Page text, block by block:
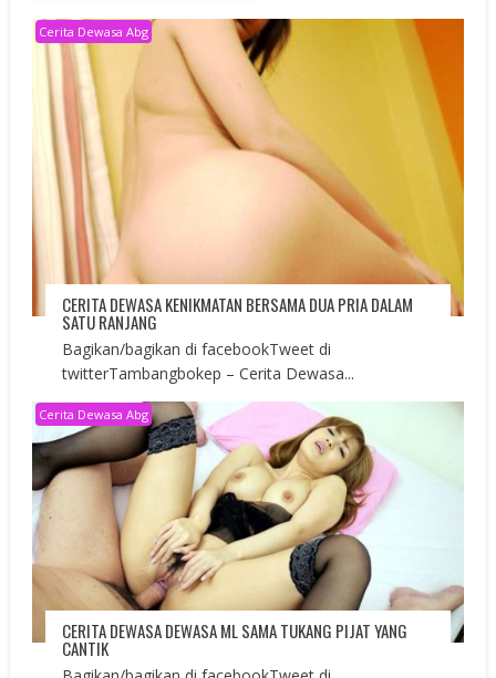
Cerita Dewasa Abg
CERITA DEWASA KENIKMATAN BERSAMA DUA PRIA DALAM
SATU RANJANG
Bagikan/bagikan di facebookTweet di
twitterTambangbokep – Cerita Dewasa...
Cerita Dewasa Abg
CERITA DEWASA DEWASA ML SAMA TUKANG PIJAT YANG
CANTIK